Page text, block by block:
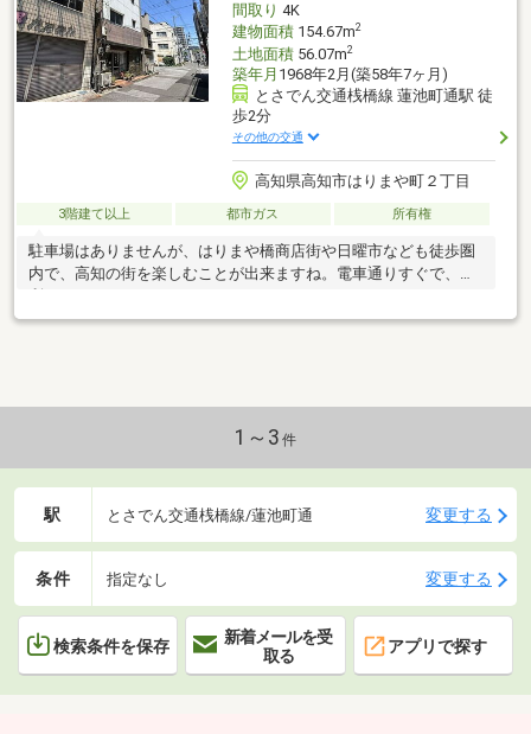
間取り 4K
建物面積154.67m2
土地面積56.07m2
築年月 1968年2月(築58年7ヶ月)
とさでん交通桟橋線 蓮池町通駅 徒
歩2分
その他の交通
高知県高知市はりまや町２丁目
3階建て以上 都市ガス 所有権
駐車場はありませんが、はりまや橋商店街や日曜市なども徒歩圏
内で、高知の街を楽しむことが出来ますね。電車通りすぐで、便
1～3 件
駅 とさでん交通桟橋線/蓮池町通 変更する
条件 指定なし 変更する
検索条件を保存
新着メールを受
取る
アプリで探す